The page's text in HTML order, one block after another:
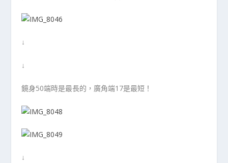
↓
↓
鏡身50端時是最長的，廣角端17是最短！
↓